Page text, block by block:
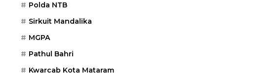
Polda NTB
Sirkuit Mandalika
MGPA
Pathul Bahri
Kwarcab Kota Mataram